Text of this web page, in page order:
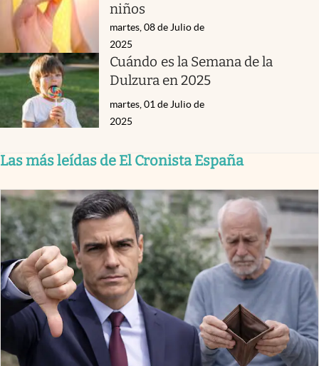
niños
martes, 08 de Julio de
2025
Cuándo es la Semana de la
Dulzura en 2025
martes, 01 de Julio de
2025
Las más leídas de El Cronista España